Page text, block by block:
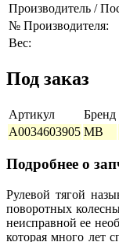
Производитель /
№ Производителя:
Вес:
Под заказ
Артикул Бренд
A0034603905 MB
Подробнее о
Рулевой тягой
поворотных
неисправной ее
которая много лет